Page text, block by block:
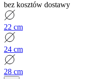
bez kosztów dostawy
22 cm
24 cm
28 cm